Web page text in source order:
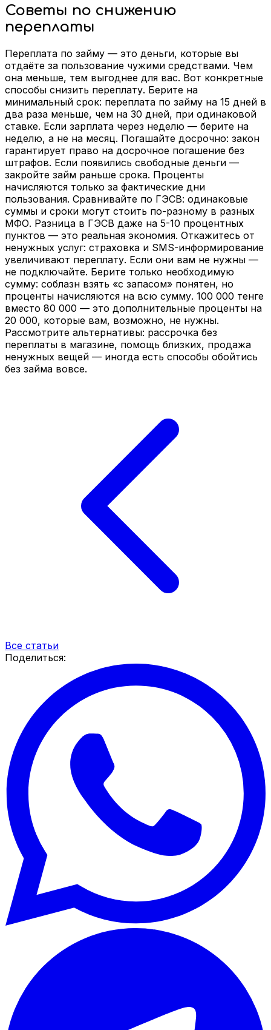
Советы по снижению
переплаты
Переплата по займу — это деньги, которые вы
отдаёте за пользование чужими средствами. Чем
она меньше, тем выгоднее для вас. Вот конкретные
способы снизить переплату. Берите на
минимальный срок: переплата по займу на 15 дней в
два раза меньше, чем на 30 дней, при одинаковой
ставке. Если зарплата через неделю — берите на
неделю, а не на месяц. Погашайте досрочно: закон
гарантирует право на досрочное погашение без
штрафов. Если появились свободные деньги —
закройте займ раньше срока. Проценты
начисляются только за фактические дни
пользования. Сравнивайте по ГЭСВ: одинаковые
суммы и сроки могут стоить по-разному в разных
МФО. Разница в ГЭСВ даже на 5-10 процентных
пунктов — это реальная экономия. Откажитесь от
ненужных услуг: страховка и SMS-информирование
увеличивают переплату. Если они вам не нужны —
не подключайте. Берите только необходимую
сумму: соблазн взять «с запасом» понятен, но
проценты начисляются на всю сумму. 100 000 тенге
вместо 80 000 — это дополнительные проценты на
20 000, которые вам, возможно, не нужны.
Рассмотрите альтернативы: рассрочка без
переплаты в магазине, помощь близких, продажа
ненужных вещей — иногда есть способы обойтись
без займа вовсе.
Все статьи
Поделиться: